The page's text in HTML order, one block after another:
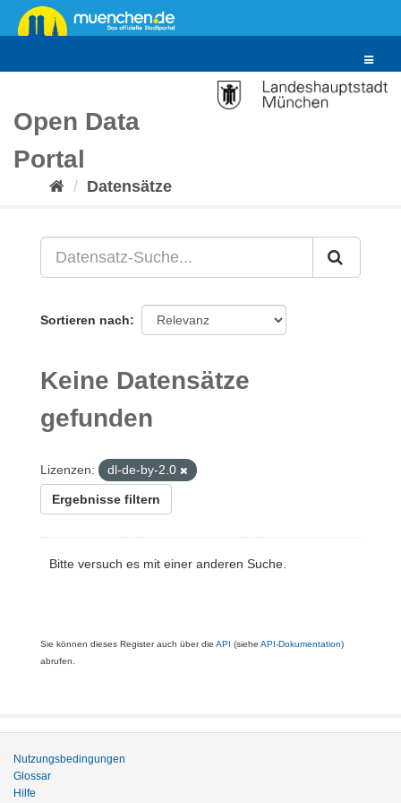
Überspringen
zum
Toggle
Open Data
Portal
Datensätze
Sortieren nach
Keine Datensätze
gefunden
Lizenzen: dl-de-by-2.0
Ergebnisse filtern
Bitte versuch es mit einer anderen Suche.
Sie können dieses Register auch über die API (siehe API-Dokumentation)
abrufen.
Nutzungsbedingungen
Glossar
Hilfe